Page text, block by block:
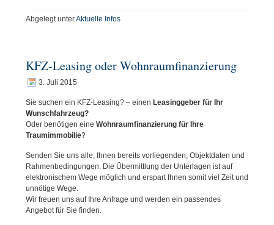
Abgelegt unterAktuelle Infos
KFZ-Leasing oder Wohnraumfinanzierung
3. Juli 2015
Sie suchen ein KFZ-Leasing? – einen Leasinggeber für Ihr
Wunschfahrzeug?
Oder benötigen eine Wohnraumfinanzierung für Ihre
Traumimmobilie?
Senden Sie uns alle, Ihnen bereits vorliegenden, Objektdaten und
Rahmenbedingungen. Die Übermittlung der Unterlagen ist auf
elektronischem Wege möglich und erspart Ihnen somit viel Zeit und
unnötige Wege.
Wir freuen uns auf Ihre Anfrage und werden ein passendes
Angebot für Sie finden.